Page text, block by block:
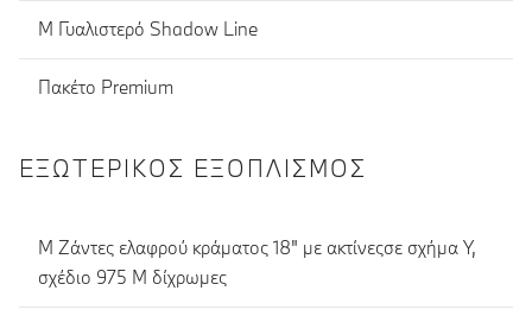
M Γυαλιστερό Shadow Line
Πακέτο Premium
ΕΞΩΤΕΡΙΚΌΣ ΕΞΟΠΛΙΣΜΌΣ
M Ζάντες ελαφρού κράματος 18" με ακτίνεςσε σχήμα Y,
σχέδιο 975 M δίχρωμες